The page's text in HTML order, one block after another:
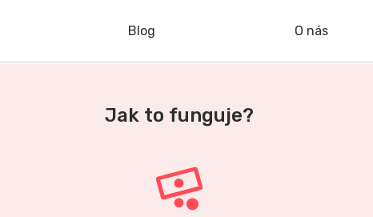
Blog O nás
Jak to funguje?